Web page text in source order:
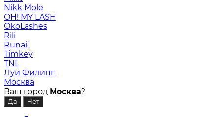
Nikk Mole
OH! MY LASH
OkoLashes
Rili
Runail
Timkey
TNL
Луи Филипп
Москва
Ваш город Москва?